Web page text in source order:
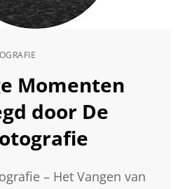
Momenten
door De
– Het Vangen van